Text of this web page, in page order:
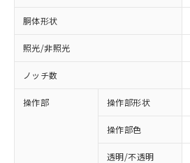
胴体形状
照光/非照光
ノッチ数
操作部 操作部形状
操作部色
透明/不透明